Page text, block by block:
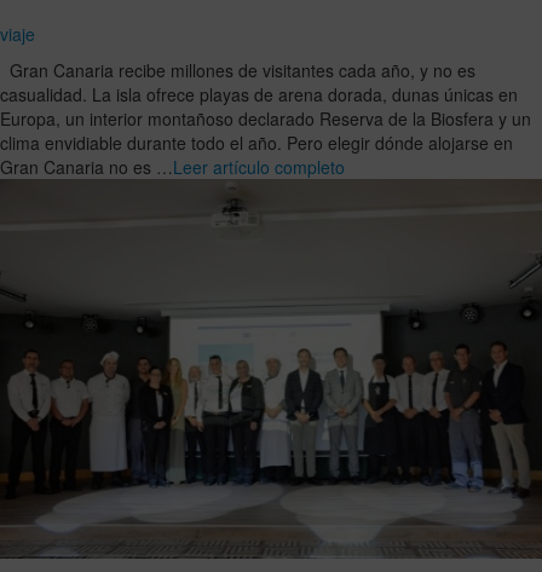
viaje
Gran Canaria recibe millones de visitantes cada año, y no es
casualidad. La isla ofrece playas de arena dorada, dunas únicas en
Europa, un interior montañoso declarado Reserva de la Biosfera y un
clima envidiable durante todo el año. Pero elegir dónde alojarse en
Gran Canaria no es …Leer artículo completo